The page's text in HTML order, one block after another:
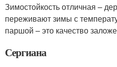
Зимостойкость отличная –
переживают зимы с
паршой – это качество
Сергиана